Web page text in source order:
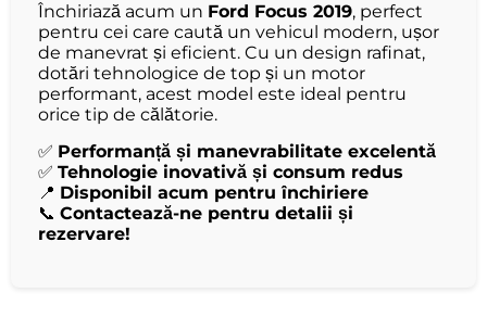
Închiriază acum un Ford Focus 2019, perfect
pentru cei care caută un vehicul modern, ușor
de manevrat și eficient. Cu un design rafinat,
dotări tehnologice de top și un motor
performant, acest model este ideal pentru
orice tip de călătorie.
✅ Performanță și manevrabilitate excelentă
✅ Tehnologie inovativă și consum redus
📍 Disponibil acum pentru închiriere
📞 Contactează-ne pentru detalii și
rezervare!